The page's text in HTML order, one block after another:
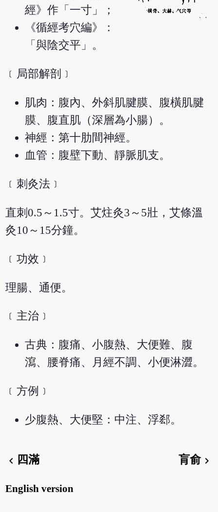
經》作「一寸」；
《循經考穴編》：
「與陰交平」。
﹝局部解剖﹞
肌肉：腹內、外斜肌腱膜、腹橫肌腱
膜、腹直肌（深層為小腸）。
神經：第十肋間神經。
血管：腹壁下動、靜脈肌支。
﹝刺灸法﹞
直刺0.5～1.5寸。艾炷灸3～5壯，艾條溫
灸10～15分鐘。
﹝功效﹞
理腸、通便。
﹝主治﹞
古典：腹痛、小腹熱、大便難、腹
瀉、腰脊痛、月經不調、小便淋澀。
﹝方例﹞
少腹熱、大便堅：中注、浮郄。
chevron_left 四滿 肓俞chevron_right
English version